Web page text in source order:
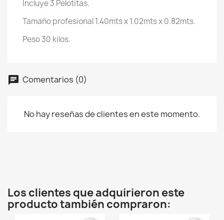
Incluye 3 Pelotitas.
Tamaño profesional 1.40mts x 1.02mts x 0.82mts.
Peso 30 kilos.
Comentarios (0)
No hay reseñas de clientes en este momento.
Los clientes que adquirieron este
producto también compraron: